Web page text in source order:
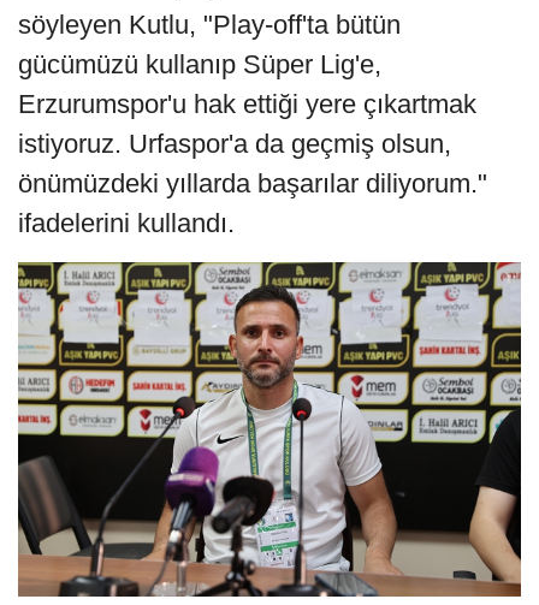
söyleyen Kutlu, "Play-off'ta bütün
gücümüzü kullanıp Süper Lig'e,
Erzurumspor'u hak ettiği yere çıkartmak
istiyoruz. Urfaspor'a da geçmiş olsun,
önümüzdeki yıllarda başarılar diliyorum."
ifadelerini kullandı.